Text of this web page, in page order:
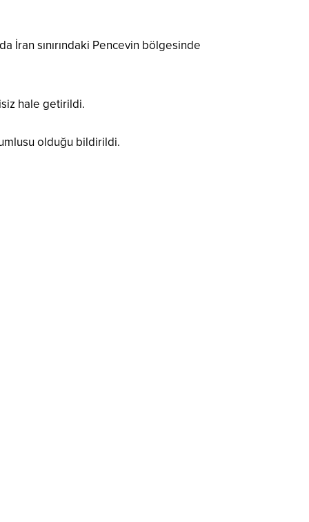
İran sınırındaki Pencevin bölgesinde
hale getirildi.
olduğu bildirildi.